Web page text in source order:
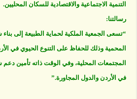
التنمية الاجتماعية والاقتصادية للسكان المحليين.
رسالتنا:
“تسعى الجمعية الملكية لحماية الطبيعة إلى
المحمية وذلك للحفاظ على التنوع الحيوي في
المجتمعات المحلية، وفي الوقت ذاته تأمين دعم
في الأردن والدول المجاورة.”